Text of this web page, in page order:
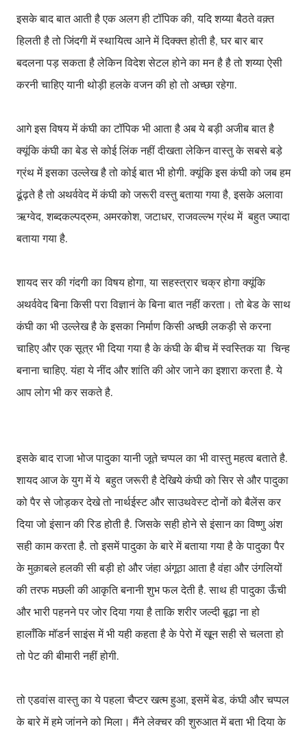
इसके बाद बात आती है एक अलग ही टॉपिक की, यदि शय्या बैठते वक़्त
हिलती है तो जिंदगी में स्थायित्व आने में दिक्क्त होती है, घर बार बार
बदलना पड़ सकता है लेकिन विदेश सेटल होने का मन है है तो शय्या ऐसी
करनी चाहिए यानी थोड़ी हलके वजन की हो तो अच्छा रहेगा.
आगे इस विषय में कंघी का टॉपिक भी आता है अब ये बड़ी अजीब बात है
क्यूंकि कंघी का बेड से कोई लिंक नहीं दीखता लेकिन वास्तु के सबसे बड़े
ग्रंथ में इसका उल्लेख है तो कोई बात भी होगी. क्यूंकि इस कंघी को जब हम
ढूंढ़ते है तो अथर्ववेद में कंघी को जरूरी वस्तु बताया गया है, इसके अलावा
ऋग्वेद, शब्दकल्पद्रुम, अमरकोश, जटाधर, राजवल्ल्भ ग्रंथ में बहुत ज्यादा
बताया गया है.
शायद सर की गंदगी का विषय होगा, या सहस्त्रार चक्र होगा क्यूंकि
अथर्ववेद बिना किसी परा विज्ञानं के बिना बात नहीं करता। तो बेड के साथ
कंघी का भी उल्लेख है के इसका निर्माण किसी अच्छी लकड़ी से करना
चाहिए और एक सूत्र भी दिया गया है के कंघी के बीच में स्वस्तिक या चिन्ह
बनाना चाहिए. यंहा ये नींद और शांति की ओर जाने का इशारा करता है. ये
आप लोग भी कर सकते है.
इसके बाद राजा भोज पादुका यानी जूते चप्पल का भी वास्तु महत्व बताते है.
शायद आज के युग में ये बहुत जरूरी है देखिये कंघी को सिर से और पादुका
को पैर से जोड़कर देखे तो नार्थईस्ट और साउथवेस्ट दोनों को बैलेंस कर
दिया जो इंसान की रिड होती है. जिसके सही होने से इंसान का विष्णु अंश
सही काम करता है. तो इसमें पादुका के बारे में बताया गया है के पादुका पैर
के मुक़ाबले हलकी सी बड़ी हो और जंहा अंगूठा आता है वंहा और उंगलियों
की तरफ मछली की आकृति बनानी शुभ फल देती है. साथ ही पादुका ऊँची
और भारी पहनने पर जोर दिया गया है ताकि शरीर जल्दी बूढ़ा ना हो
हालाँकि मॉडर्न साइंस में भी यही कहता है के पेरो में खून सही से चलता हो
तो पेट की बीमारी नहीं होगी.
तो एडवांस वास्तु का ये पहला चैप्टर खत्म हुआ, इसमें बेड, कंघी और चप्पल
के बारे में हमे जांनने को मिला। मैंने लेक्चर की शुरुआत में बता भी दिया के